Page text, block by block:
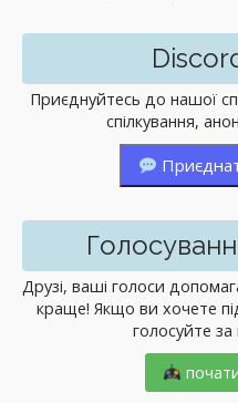
Приєднуйтесь до нашої
спілкування,
Друзі, ваші голоси
краще! Якщо ви хочете
голосуйте за